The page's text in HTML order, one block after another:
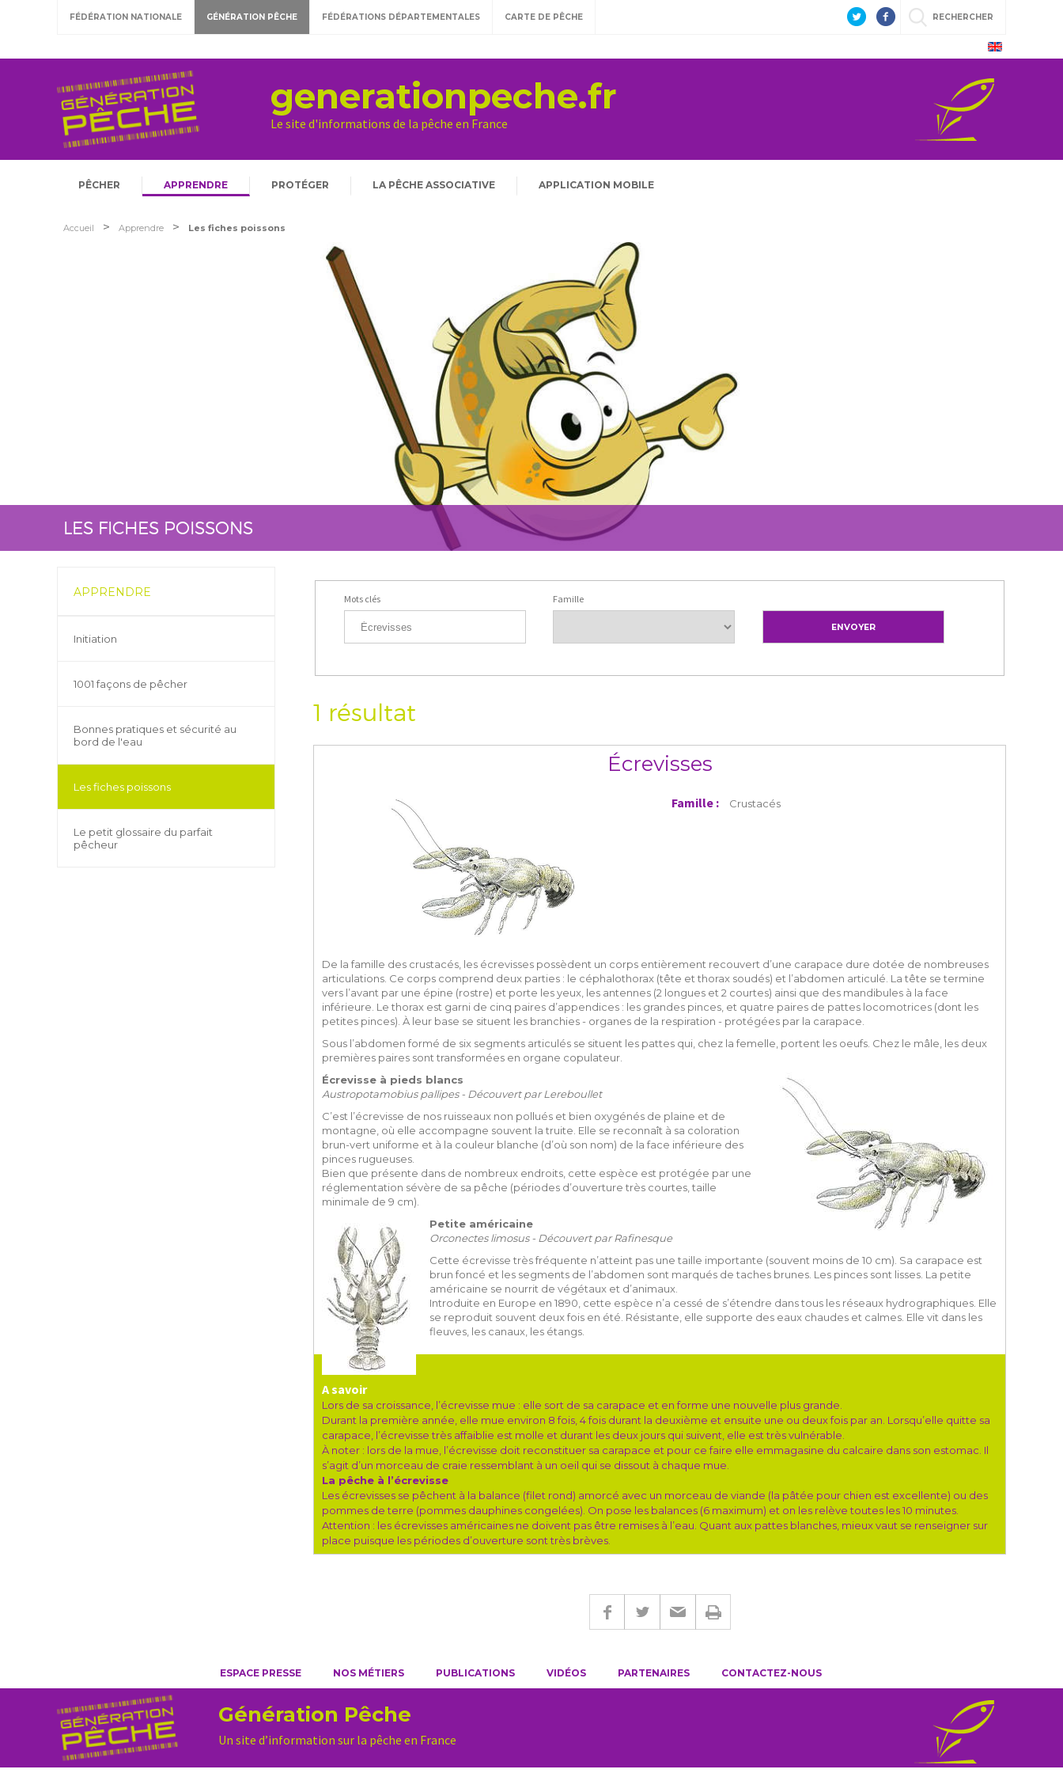
FÉDÉRATION NATIONALE GÉNÉRATION PÊCHE FÉDÉRATIONS DÉPARTEMENTALES CARTE DE PÊCHE RECHERCHER
generationpeche.fr
Le site d'informations de la pêche en France
PÊCHER APPRENDRE PROTÉGER LA PÊCHE ASSOCIATIVE APPLICATION MOBILE
Accueil > Apprendre > Les fiches poissons
LES FICHES POISSONS
APPRENDRE
Initiation
1001 façons de pêcher
Bonnes pratiques et sécurité au
bord de l'eau
Les fiches poissons
Le petit glossaire du parfait
pêcheur
Mots clés Famille
1 résultat
Écrevisses
Famille : Crustacés
De la famille des crustacés, les écrevisses possèdent un corps entièrement recouvert d’une carapace dure dotée de nombreuses
articulations. Ce corps comprend deux parties : le céphalothorax (tête et thorax soudés) et l’abdomen articulé. La tête se termine
vers l’avant par une épine (rostre) et porte les yeux, les antennes (2 longues et 2 courtes) ainsi que des mandibules à la face
inférieure. Le thorax est garni de cinq paires d’appendices : les grandes pinces, et quatre paires de pattes locomotrices (dont les
petites pinces). À leur base se situent les branchies - organes de la respiration - protégées par la carapace.
Sous l’abdomen formé de six segments articulés se situent les pattes qui, chez la femelle, portent les oeufs. Chez le mâle, les deux
premières paires sont transformées en organe copulateur.
Écrevisse à pieds blancs
Austropotamobius pallipes - Découvert par Lereboullet
C’est l’écrevisse de nos ruisseaux non pollués et bien oxygénés de plaine et de
montagne, où elle accompagne souvent la truite. Elle se reconnaît à sa coloration
brun-vert uniforme et à la couleur blanche (d’où son nom) de la face inférieure des
pinces rugueuses.
Bien que présente dans de nombreux endroits, cette espèce est protégée par une
réglementation sévère de sa pêche (périodes d’ouverture très courtes, taille
minimale de 9 cm).
Petite américaine
Orconectes limosus - Découvert par Rafinesque
Cette écrevisse très fréquente n’atteint pas une taille importante (souvent moins de 10 cm). Sa carapace est
brun foncé et les segments de l’abdomen sont marqués de taches brunes. Les pinces sont lisses. La petite
américaine se nourrit de végétaux et d’animaux.
Introduite en Europe en 1890, cette espèce n’a cessé de s’étendre dans tous les réseaux hydrographiques. Elle
se reproduit souvent deux fois en été. Résistante, elle supporte des eaux chaudes et calmes. Elle vit dans les
fleuves, les canaux, les étangs.
A savoir
Lors de sa croissance, l’écrevisse mue : elle sort de sa carapace et en forme une nouvelle plus grande.
Durant la première année, elle mue environ 8 fois, 4 fois durant la deuxième et ensuite une ou deux fois par an. Lorsqu’elle quitte sa
carapace, l’écrevisse très affaiblie est molle et durant les deux jours qui suivent, elle est très vulnérable.
À noter : lors de la mue, l’écrevisse doit reconstituer sa carapace et pour ce faire elle emmagasine du calcaire dans son estomac. Il
s’agit d’un morceau de craie ressemblant à un oeil qui se dissout à chaque mue.
La pêche à l’écrevisse
Les écrevisses se pêchent à la balance (filet rond) amorcé avec un morceau de viande (la pâtée pour chien est excellente) ou des
pommes de terre (pommes dauphines congelées). On pose les balances (6 maximum) et on les relève toutes les 10 minutes.
Attention : les écrevisses américaines ne doivent pas être remises à l’eau. Quant aux pattes blanches, mieux vaut se renseigner sur
place puisque les périodes d’ouverture sont très brèves.
ESPACE PRESSE NOS MÉTIERS PUBLICATIONS VIDÉOS PARTENAIRES CONTACTEZ-NOUS
Génération Pêche
Un site d’information sur la pêche en France